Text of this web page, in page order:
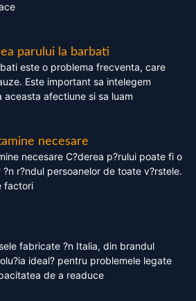
parului la barbati
este o problema frecventa, care
Este important sa intelegem
afectiune si sa luam
necesare
necesare C?derea p?rului poate fi o
?n r?ndul persoanelor de toate v?rstele.
factori
fabricate ?n Italia, din brandul
ideal? pentru problemele legate
de a readuce